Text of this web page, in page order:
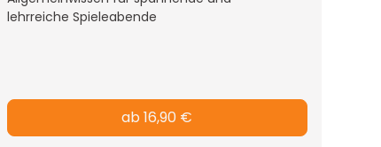
lehrreiche Spieleabende
ab 16,90 €